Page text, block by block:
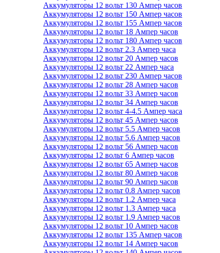
Аккумуляторы 12 вольт 130 Ампер часов
Аккумуляторы 12 вольт 150 Ампер часов
Аккумуляторы 12 вольт 155 Ампер часов
Аккумуляторы 12 вольт 18 Ампер часов
Аккумуляторы 12 вольт 180 Ампер часов
Аккумуляторы 12 вольт 2.3 Ампер часа
Аккумуляторы 12 вольт 20 Ампер часов
Аккумуляторы 12 вольт 22 Ампер часа
Аккумуляторы 12 вольт 230 Ампер часов
Аккумуляторы 12 вольт 28 Ампер часов
Аккумуляторы 12 вольт 33 Ампер часов
Аккумуляторы 12 вольт 34 Ампер часов
Аккумуляторы 12 вольт 4-4.5 Ампер часа
Аккумуляторы 12 вольт 45 Ампер часов
Аккумуляторы 12 вольт 5.5 Ампер часов
Аккумуляторы 12 вольт 5.6 Ампер часов
Аккумуляторы 12 вольт 56 Ампер часов
Аккумуляторы 12 вольт 6 Ампер часов
Аккумуляторы 12 вольт 65 Ампер часов
Аккумуляторы 12 вольт 80 Ампер часов
Аккумуляторы 12 вольт 90 Ампер часов
Аккумуляторы 12 вольт 0.8 Ампер часов
Аккумуляторы 12 вольт 1.2 Ампер часа
Аккумуляторы 12 вольт 1.3 Ампер часа
Аккумуляторы 12 вольт 1.9 Ампер часов
Аккумуляторы 12 вольт 10 Ампер часов
Аккумуляторы 12 вольт 135 Ампер часов
Аккумуляторы 12 вольт 14 Ампер часов